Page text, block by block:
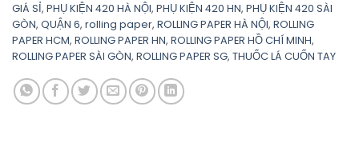
GIÁ SỈ, PHỤ KIỆN 420 HÀ NỘI, PHỤ KIỆN 420 HN, PHỤ KIỆN 420 SÀI
GÒN, QUẬN 6, rolling paper, ROLLING PAPER HÀ NỘI, ROLLING
PAPER HCM, ROLLING PAPER HN, ROLLING PAPER HỒ CHÍ MINH,
ROLLING PAPER SÀI GÒN, ROLLING PAPER SG, THUỐC LÁ CUỐN TAY